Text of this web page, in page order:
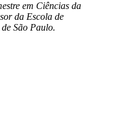
em Ciências da
da Escola de
São Paulo.